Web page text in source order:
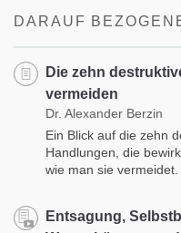
DARAUF
Die zehn
vermeiden
Dr. Alexander Berzin
Ein Blick auf die zehn
Handlungen, die
wie man sie vermeidet.
Entsagung,